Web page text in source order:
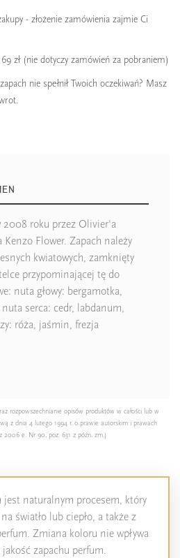
- złożenie zamówienia zajmie Ci
zł (nie dotyczy zamówień za pobraniem)
nie spełnił Twoich oczekiwań? Masz
2008 roku przez Olivier'a
Kenzo Flower. Zapach należy
kwiatowych, zamknięty
przypominającej tę do
nuta głowy: bergamotka,
serca: cedr, labdanum,
róża, jaśmin, frezja
rozpowszechnianie opisów produktów w całości lub w
z dnia 4 lutego 1994 r. o prawie autorskim i prawach
2006 e. Nr 90, poz. 631 z późn. zm.)
naturalnym procesem, który
światło lub ciepło, a także z
Zmiana koloru nie wpływa
jakość zapachu perfum.